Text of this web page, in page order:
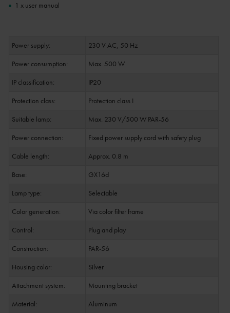
1 x user manual
Power supply:
230 V AC, 50 Hz
Power consumption:
Max. 500 W
IP classification:
IP20
Protection class:
Protection class I
Suitable lamp:
Max. 230 V/500 W PAR-56
Power connection:
Fixed power supply cord with safety plug
Cable length:
Approx. 0.8 m
Base:
GX16d
Lamp type:
Selectable
Color generation:
Via color filter frame
Control:
Plug and play
Construction:
PAR-56
Housing color:
Silver
Attachment system:
Mounting bracket
Material:
Aluminum